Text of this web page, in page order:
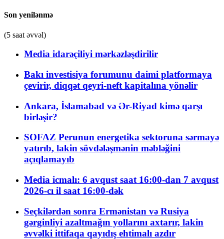
Son yenilənmə
(5 saat əvvəl)
Media idarəçiliyi mərkəzləşdirilir
Bakı investisiya forumunu daimi platformaya
çevirir, diqqət qeyri-neft kapitalına yönəlir
Ankara, İslamabad və Ər-Riyad kimə qarşı
birləşir?
SOFAZ Perunun energetika sektoruna sərmayə
yatırıb, lakin sövdələşmənin məbləğini
açıqlamayıb
Media icmalı: 6 avqust saat 16:00-dan 7 avqust
2026-cı il saat 16:00-dək
Seçkilərdən sonra Ermənistan və Rusiya
gərginliyi azaltmağın yollarını axtarır, lakin
əvvəlki ittifaqa qayıdış ehtimalı azdır